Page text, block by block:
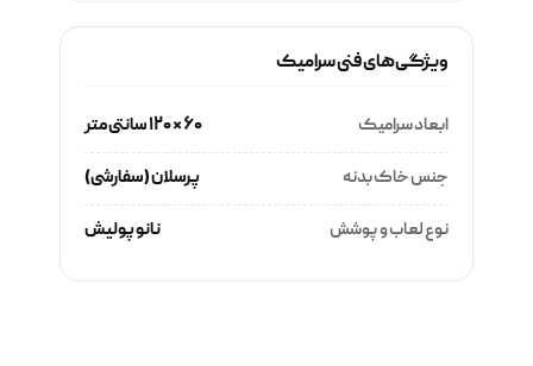
ویژگی‌های فنی سرامیک
ابعاد سرامیک ۶۰ × ۱۲۰ سانتی‌متر
جنس خاک بدنه پرسلان (سفارشی)
نوع لعاب و پوشش نانو پولیش